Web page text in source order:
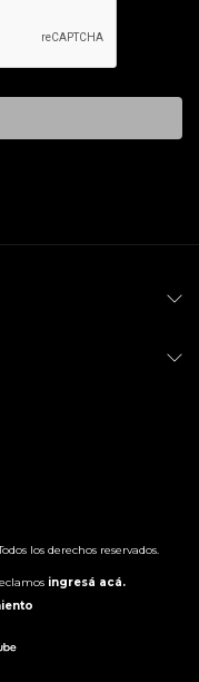
los derechos reservados.
ingresá acá.